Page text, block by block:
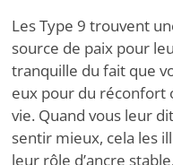
Les Type 9 trouvent
source de paix pour
tranquille du fait que
eux pour du réconfort
vie. Quand vous leur
sentir mieux, cela les
leur rôle d’ancre